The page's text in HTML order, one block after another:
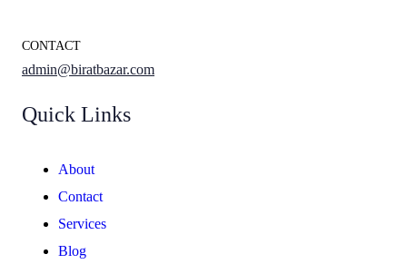
CONTACT
admin@biratbazar.com
Quick Links
About
Contact
Services
Blog